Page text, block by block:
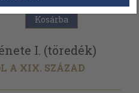
Kosárba
I. (töredék)
A XIX. SZÁZAD